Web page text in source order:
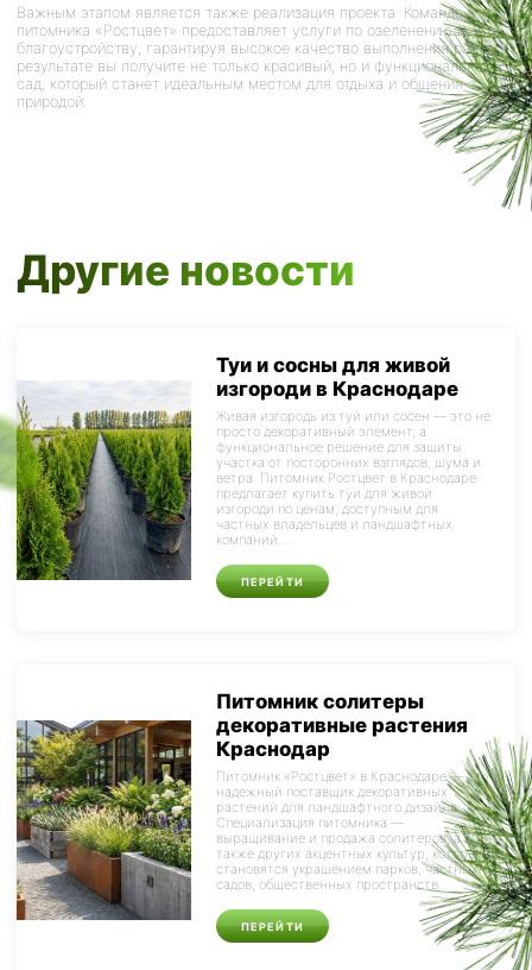
Важным этапом является также реализация проекта. Команда
питомника «Ростцвет» предоставляет услуги по озеленению и
благоустройству, гарантируя высокое качество выполнения работ. В
результате вы получите не только красивый, но и функциональный
сад, который станет идеальным местом для отдыха и общения с
природой.
Другие новости
Туи и сосны для живой
изгороди в Краснодаре
Живая изгородь из туй или сосен — это не
просто декоративный элемент, а
функциональное решение для защиты
участка от посторонних взглядов, шума и
ветра. Питомник Ростцвет в Краснодаре
предлагает купить туи для живой
изгороди по ценам, доступным для
частных владельцев и ландшафтных
компаний....
ПЕРЕЙТИ
Питомник солитеры
декоративные растения
Краснодар
Питомник «Ростцвет» в Краснодаре — это
надёжный поставщик декоративных
растений для ландшафтного дизайна.
Специализация питомника —
выращивание и продажа солитеров, а
также других акцентных культур, которые
становятся украшением парков, частных
садов, общественных пространств...
ПЕРЕЙТИ